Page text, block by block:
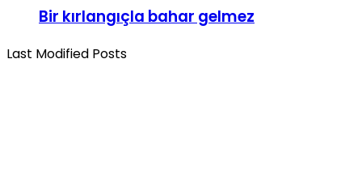
Bir kırlangıçla bahar gelmez
Last Modified Posts